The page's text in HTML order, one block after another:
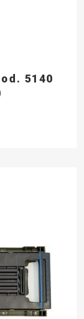
5140